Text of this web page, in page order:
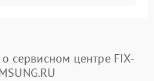
сервисном центре FIX-